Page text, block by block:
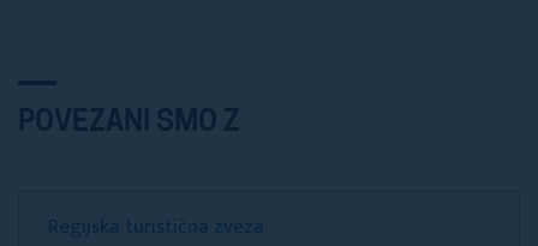
POVEZANI SMO Z
Regijska turistična zveza